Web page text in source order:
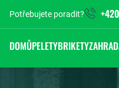
Potřebujete poradit?
DOMŮPELETYBRIKETY